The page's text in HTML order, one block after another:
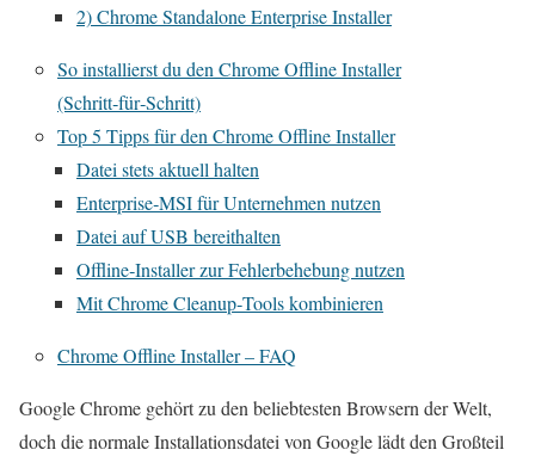
2) Chrome Standalone Enterprise Installer
So installierst du den Chrome Offline Installer
(Schritt‑für‑Schritt)
Top 5 Tipps für den Chrome Offline Installer
Datei stets aktuell halten
Enterprise‑MSI für Unternehmen nutzen
Datei auf USB bereithalten
Offline‑Installer zur Fehlerbehebung nutzen
Mit Chrome Cleanup‑Tools kombinieren
Chrome Offline Installer – FAQ
Google Chrome gehört zu den beliebtesten Browsern der Welt,
doch die normale Installationsdatei von Google lädt den Großteil